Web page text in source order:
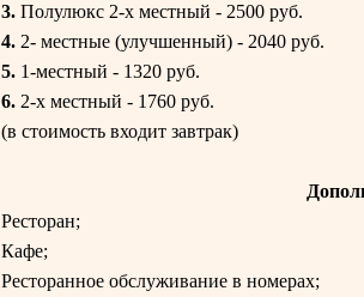
3. Полулюкс 2-х местный - 2500 руб.
4. 2- местные (улучшенный) - 2040 руб.
5. 1-местный - 1320 руб.
6. 2-х местный - 1760 руб.
(в стоимость входит завтрак)
Ресторан;
Кафе;
Ресторанное обслуживание в номерах;